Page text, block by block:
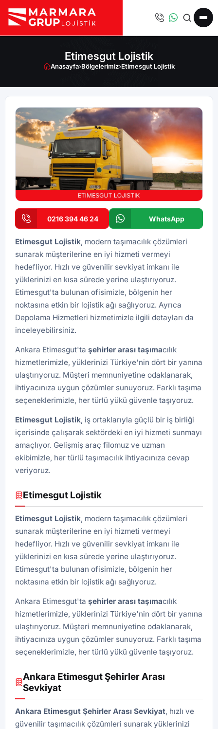
Etimesgut Lojistik
Anasayfa›Bölgelerimiz›Etimesgut Lojistik
0216 394 46 24 WhatsApp
Etimesgut Lojistik, modern taşımacılık çözümleri
sunarak müşterilerine en iyi hizmeti vermeyi
hedefliyor. Hızlı ve güvenilir sevkiyat imkanı ile
yüklerinizi en kısa sürede yerine ulaştırıyoruz.
Etimesgut'ta bulunan ofisimizle, bölgenin her
noktasına etkin bir lojistik ağı sağlıyoruz. Ayrıca
Depolama Hizmetleri hizmetimizle ilgili detayları da
inceleyebilirsiniz.
Ankara Etimesgut'ta şehirler arası taşımacılık
hizmetlerimizle, yüklerinizi Türkiye'nin dört bir yanına
ulaştırıyoruz. Müşteri memnuniyetine odaklanarak,
ihtiyacınıza uygun çözümler sunuyoruz. Farklı taşıma
seçeneklerimizle, her türlü yükü güvenle taşıyoruz.
Etimesgut Lojistik, iş ortaklarıyla güçlü bir iş birliği
içerisinde çalışarak sektördeki en iyi hizmeti sunmayı
amaçlıyor. Gelişmiş araç filomuz ve uzman
ekibimizle, her türlü taşımacılık ihtiyacınıza cevap
veriyoruz.
Etimesgut Lojistik
Etimesgut Lojistik, modern taşımacılık çözümleri
sunarak müşterilerine en iyi hizmeti vermeyi
hedefliyor. Hızlı ve güvenilir sevkiyat imkanı ile
yüklerinizi en kısa sürede yerine ulaştırıyoruz.
Etimesgut'ta bulunan ofisimizle, bölgenin her
noktasına etkin bir lojistik ağı sağlıyoruz.
Ankara Etimesgut'ta şehirler arası taşımacılık
hizmetlerimizle, yüklerinizi Türkiye'nin dört bir yanına
ulaştırıyoruz. Müşteri memnuniyetine odaklanarak,
ihtiyacınıza uygun çözümler sunuyoruz. Farklı taşıma
seçeneklerimizle, her türlü yükü güvenle taşıyoruz.
Ankara Etimesgut Şehirler Arası
Sevkiyat
Ankara Etimesgut Şehirler Arası Sevkiyat, hızlı ve
güvenilir taşımacılık çözümleri sunarak yüklerinizi